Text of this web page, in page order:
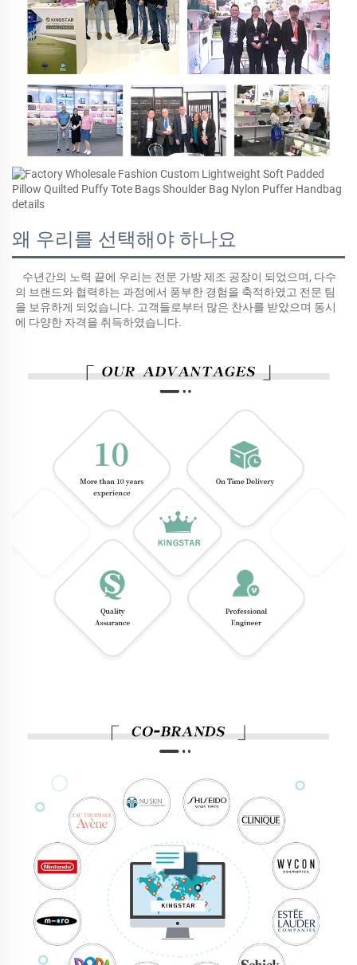
왜 우리를 선택해야 하나요
수년간의 노력 끝에 우리는 전문 가방 제조 공장이 되었으며, 다수
의 브랜드와 협력하는 과정에서 풍부한 경험을 축적하였고 전문 팀
을 보유하게 되었습니다. 고객들로부터 많은 찬사를 받았으며 동시
에 다양한 자격을 취득하였습니다.